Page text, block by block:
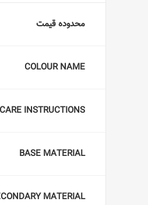
محدوده قیمت
COLOUR NAME
CARE INSTRUCTIONS
BASE MATERIAL
MATERIAL